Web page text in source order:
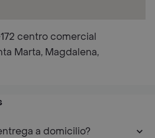
centro comercial
Marta, Magdalena,
a domicilio?